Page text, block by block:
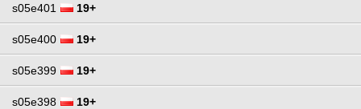
s05e401 19+
s05e400 19+
s05e399 19+
s05e398 19+